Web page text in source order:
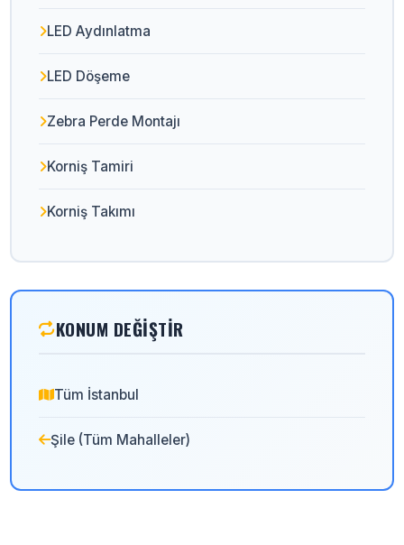
LED Aydınlatma
LED Döşeme
Zebra Perde Montajı
Korniş Tamiri
Korniş Takımı
KONUM DEĞIŞTIR
Tüm İstanbul
Şile (Tüm Mahalleler)